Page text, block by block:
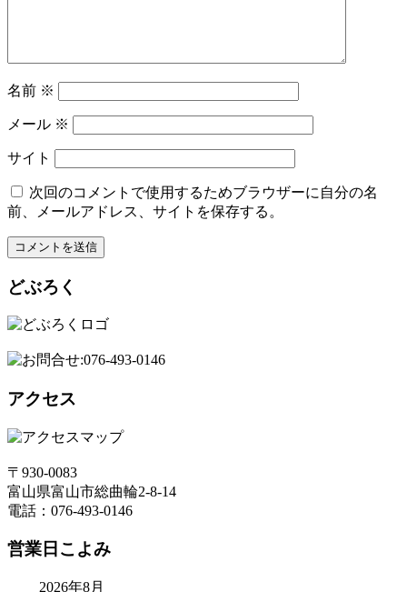
名前 ※
メール ※
サイト
次回のコメントで使用するためブラウザーに自分の名
前、メールアドレス、サイトを保存する。
どぶろく
アクセス
〒930-0083
富山県富山市総曲輪2-8-14
電話：076-493-0146
営業日こよみ
2026年8月